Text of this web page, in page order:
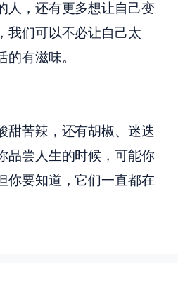
人，还有更多想让自己变
我们可以不必让自己太
的有滋味。
甜苦辣，还有胡椒、迷迭
品尝人生的时候，可能你
你要知道，它们一直都在